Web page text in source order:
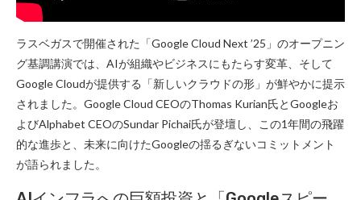
ラスベガスで開催された「Google Cloud Next ’25」のオープニン
グ基調講演では、AIが組織やビジネスにもたらす変革、そして
Google Cloudが提供する「新しいクラウドの形」が鮮やかに提示
されました。Google Cloud CEOのThomas Kurian氏とGoogleお
よびAlphabet CEOのSundar Pichai氏が登壇し、この1年間の飛躍
的な進歩と、未来に向けたGoogleの揺るぎないコミットメント
が語られました。